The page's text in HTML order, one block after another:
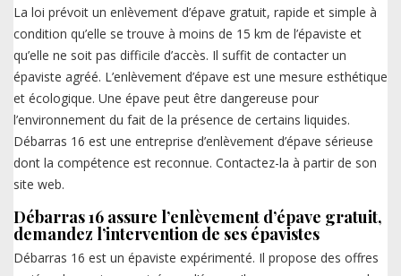
La loi prévoit un enlèvement d’épave gratuit, rapide et simple à
condition qu’elle se trouve à moins de 15 km de l’épaviste et
qu’elle ne soit pas difficile d’accès. Il suffit de contacter un
épaviste agréé. L’enlèvement d’épave est une mesure esthétique
et écologique. Une épave peut être dangereuse pour
l’environnement du fait de la présence de certains liquides.
Débarras 16 est une entreprise d’enlèvement d’épave sérieuse
dont la compétence est reconnue. Contactez-la à partir de son
site web.
Débarras 16 assure l’enlèvement d’épave gratuit,
demandez l’intervention de ses épavistes
Débarras 16 est un épaviste expérimenté. Il propose des offres